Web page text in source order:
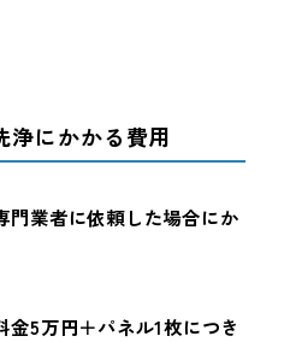
浄にかかる費用
門業者に依頼した場合にか
5万円＋パネル1枚につき